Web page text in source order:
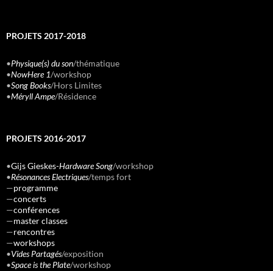
PROJETS 2017-2018
•Physique(s) du son/thématique
•NowHere 1/workshop
•Song Books/Hors Limites
•Méryll Ampe/Résidence
PROJETS 2016-2017
•Gijs Gieskes-Hardware Song/workshop
•Résonances Electriques/temps fort
—programme
—concerts
—conférences
—master classes
—rencontres
—workshops
•Vides Partagés/exposition
•Space is the Plate/workshop